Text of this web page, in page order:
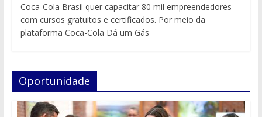
Coca-Cola Brasil quer capacitar 80 mil empreendedores
com cursos gratuitos e certificados. Por meio da
plataforma Coca-Cola Dá um Gás
Oportunidade